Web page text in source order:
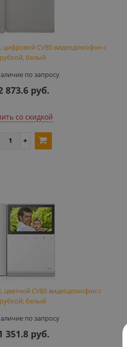
цифровой CVBS видеодомофон с
белый
по запросу
873.6 руб.
cо скидкой
цветной CVBS видеодомофон с
белый
по запросу
351.8 руб.